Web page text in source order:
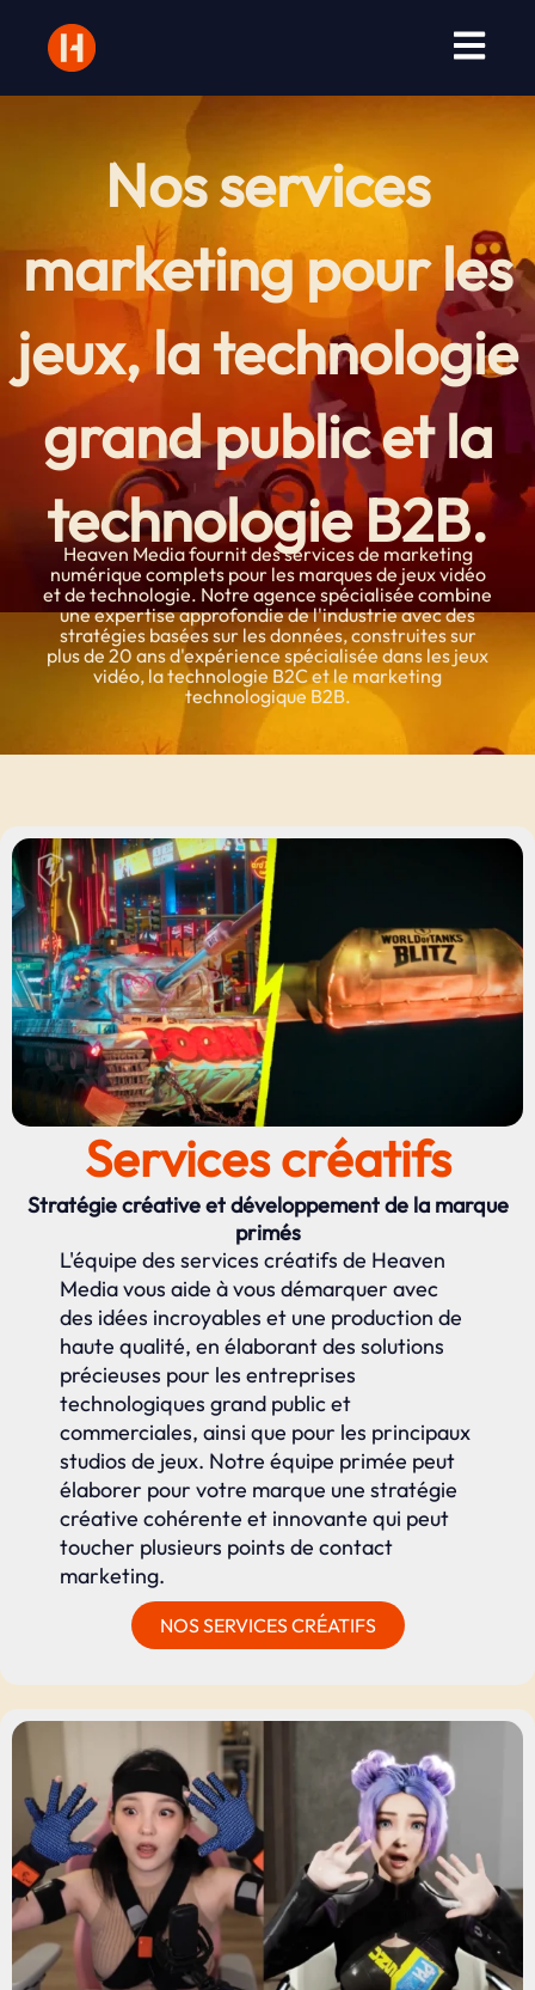
contenu
Nos services
marketing pour les
jeux, la technologie
grand public et la
technologie B2B.
Heaven Media fournit des services de marketing
numérique complets pour les marques de jeux vidéo
et de technologie. Notre agence spécialisée combine
une expertise approfondie de l'industrie avec des
stratégies basées sur les données, construites sur
plus de 20 ans d'expérience spécialisée dans les jeux
vidéo, la technologie B2C et le marketing
technologique B2B.
Services créatifs
Stratégie créative et développement de la marque
primés
L'équipe des services créatifs de Heaven
Media vous aide à vous démarquer avec
des idées incroyables et une production de
haute qualité, en élaborant des solutions
précieuses pour les entreprises
technologiques grand public et
commerciales, ainsi que pour les principaux
studios de jeux. Notre équipe primée peut
élaborer pour votre marque une stratégie
créative cohérente et innovante qui peut
toucher plusieurs points de contact
marketing.
NOS SERVICES CRÉATIFS